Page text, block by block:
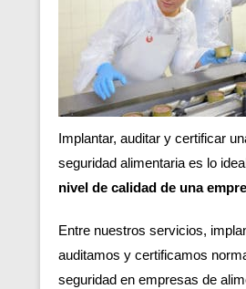
Implantar, auditar y certificar
seguridad alimentaria es lo
nivel de calidad de una
Entre nuestros servicios,
auditamos y certificamos
seguridad en empresas de